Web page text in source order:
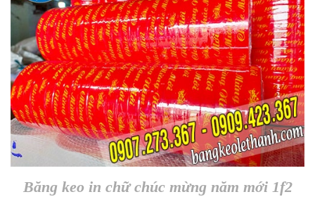
Băng keo in chữ chúc mừng năm mới 1f2